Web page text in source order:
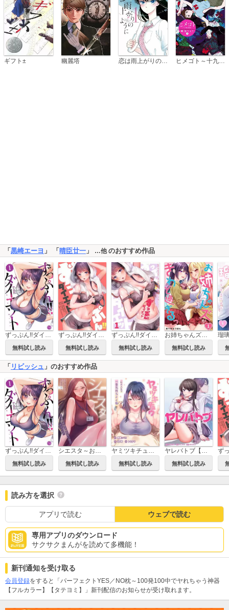
ギフト± 幽麗塔 恋は雨上がりのように ヒメゴト～十九歳の制服～
「 黒崎エーヨ 」 「 晴臣廿一 」 …他のおすすめ作品
ずっぷん!!ダイエット【フルカラー電子単行本版】
無料試し読み
ずっぷん!!ダイエット【フルカラー】【タテヨミ】
無料試し読み
ずっぷん!!ダイエット【フルカラー】
無料試し読み
お姉ちゃんズがきわど過ぎるっ【フルカラー】
無料試し読み
「 リビッシュ 」のおすすめ作品
無料試し読み 無料試し読み 無料試し読み 無料試し読み
読み方を選択
アプリで読む ウェブで読む
専用アプリのダウンロード
サクサクまんがを読めて多機能！
新刊通知を受け取る
会員登録をすると「パーフェクトYES／NO枕～100発100中でヤれちゃう神器
【フルカラー】【タテヨミ】」新刊配信のお知らせが受け取れます。